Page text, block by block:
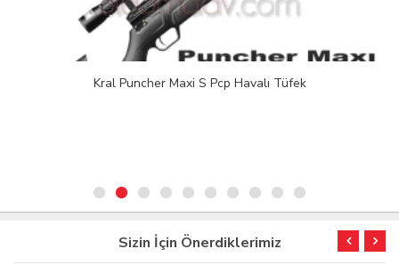
Kral Puncher Maxi S Pcp Havalı Tüfek
Sizin İçin Önerdiklerimiz